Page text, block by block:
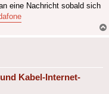
eine Nachricht sobald sich
Kabel-Internet-